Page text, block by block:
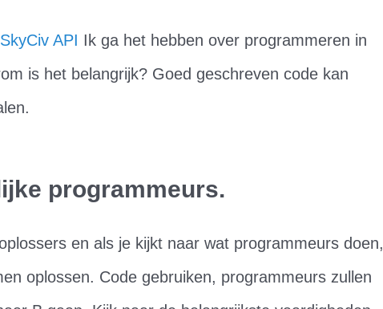
SkyCiv API Ik ga het hebben over programmeren in
is het belangrijk? Goed geschreven code kan
programmeurs.
en als je kijkt naar wat programmeurs doen,
oplossen. Code gebruiken, programmeurs zullen